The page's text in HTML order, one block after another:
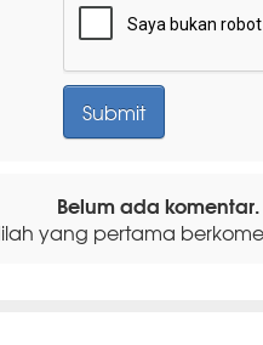
Belum ada komentar.
yang pertama